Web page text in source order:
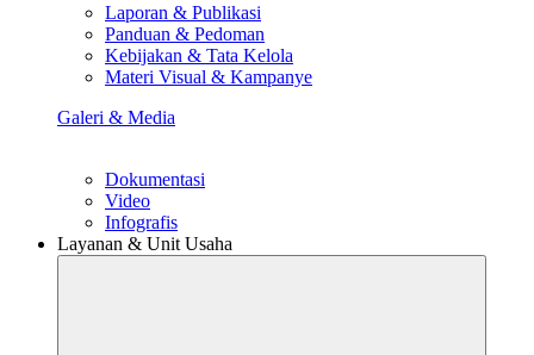
Laporan & Publikasi
Panduan & Pedoman
Kebijakan & Tata Kelola
Materi Visual & Kampanye
Galeri & Media
Dokumentasi
Video
Infografis
Layanan & Unit Usaha